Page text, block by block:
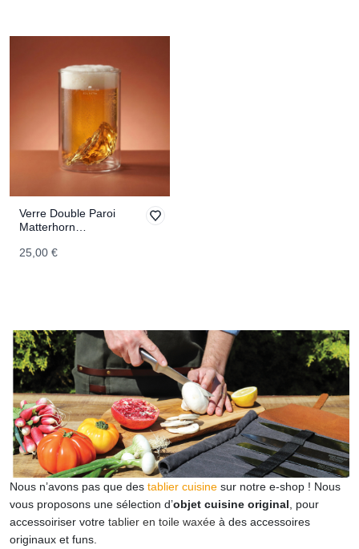
Verre Double Paroi
Matterhorn
25,00 €
Nous n’avons pas que des tablier cuisine sur notre e-shop ! Nous
vous proposons une sélection d’objet cuisine original, pour
accessoiriser votre tablier en toile waxée à des accessoires
originaux et funs.